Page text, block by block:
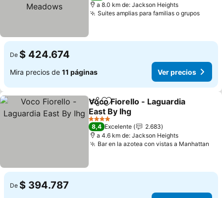
a 8.0 km de: Jackson Heights
Suites amplias para familias o gruposVer
De $ 424.674
Mira precios de 11 páginas Ver precios
CompartirAgregar a favoritos
Voco Fiorello - Laguardia
East By Ihg
Ver precios
4 Estrellas
8,4 Excelente
2.683
a 4.6 km de: Jackson Heights
Bar en la azotea con vistas a Manhattan
De $ 394.787